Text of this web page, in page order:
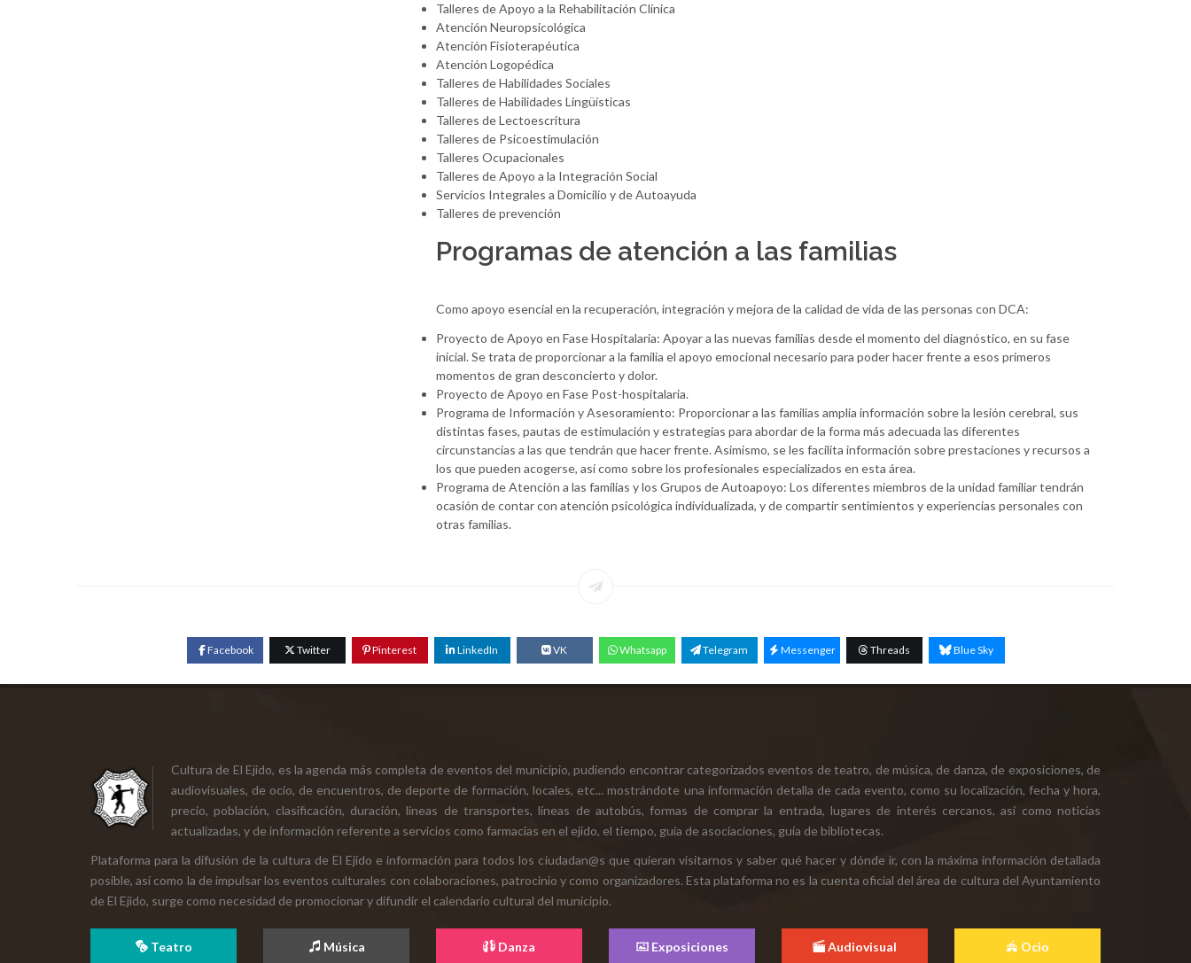
Talleres de Apoyo a la Rehabilitación Clínica
Atención Neuropsicológica
Atención Fisioterapéutica
Atención Logopédica
Talleres de Habilidades Sociales
Talleres de Habilidades Lingüísticas
Talleres de Lectoescritura
Talleres de Psicoestimulación
Talleres Ocupacionales
Talleres de Apoyo a la Integración Social
Servicios Integrales a Domicilio y de Autoayuda
Talleres de prevención
Programas de atención a las familias
Como apoyo esencial en la recuperación, integración y mejora de la calidad de vida de las personas con DCA:
Proyecto de Apoyo en Fase Hospitalaria: Apoyar a las nuevas familias desde el momento del diagnóstico, en su fase
inicial. Se trata de proporcionar a la familia el apoyo emocional necesario para poder hacer frente a esos primeros
momentos de gran desconcierto y dolor.
Proyecto de Apoyo en Fase Post-hospitalaria.
Programa de Información y Asesoramiento: Proporcionar a las familias amplia información sobre la lesión cerebral, sus
distintas fases, pautas de estimulación y estrategias para abordar de la forma más adecuada las diferentes
circunstancias a las que tendrán que hacer frente. Asimismo, se les facilita información sobre prestaciones y recursos a
los que pueden acogerse, así como sobre los profesionales especializados en esta área.
Programa de Atención a las familias y los Grupos de Autoapoyo: Los diferentes miembros de la unidad familiar tendrán
ocasión de contar con atención psicológica individualizada, y de compartir sentimientos y experiencias personales con
otras familias.
Facebook Twitter Pinterest LinkedIn VK Whatsapp Telegram Messenger Threads Blue Sky
Cultura de El Ejido, es la agenda más completa de eventos del municipio, pudiendo encontrar categorizados eventos de teatro, de música, de danza, de exposiciones, de
audiovisuales, de ocio, de encuentros, de deporte de formación, locales, etc... mostrándote una información detalla de cada evento, como su localización, fecha y hora,
precio, población, clasificación, duración, líneas de transportes, líneas de autobús, formas de comprar la entrada, lugares de interés cercanos, así como noticias
actualizadas, y de información referente a servicios como farmacias en el ejido, el tiempo, guía de asociaciones, guía de bibliotecas.
Plataforma para la difusión de la cultura de El Ejido e información para todos los ciudadan@s que quieran visitarnos y saber qué hacer y dónde ir, con la máxima información detallada
posible, así como la de impulsar los eventos culturales con colaboraciones, patrocinio y como organizadores. Esta plataforma no es la cuenta oficial del área de cultura del Ayuntamiento
de El Ejido, surge como necesidad de promocionar y difundir el calendario cultural del municipio.
Teatro Música Danza Exposiciones Audiovisual Ocio